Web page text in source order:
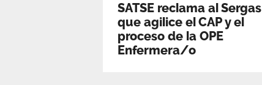
SATSE reclama al Sergas
que agilice el CAP y el
proceso de la OPE
Enfermera/o